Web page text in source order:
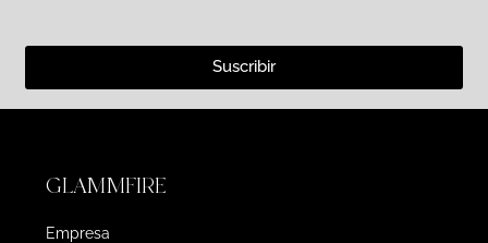
Suscribir
GLAMMFIRE
Empresa